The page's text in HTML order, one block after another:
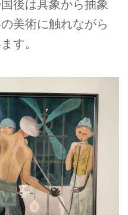
後は具象から抽象
美術に触れながら
す。